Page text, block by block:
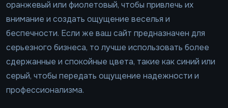
оранжевый или фиолетовый, чтобы привлечь их
внимание и создать ощущение веселья и
беспечности. Если же ваш сайт предназначен для
серьезного бизнеса, то лучше использовать более
сдержанные и спокойные цвета, такие как синий или
серый, чтобы передать ощущение надежности и
профессионализма.